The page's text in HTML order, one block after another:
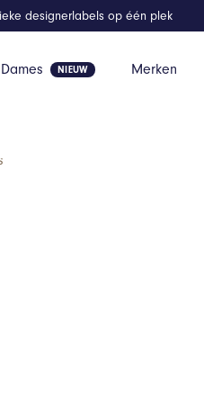
Dames Merken
designerlabels op één plek